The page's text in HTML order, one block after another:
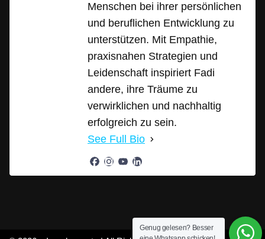
Menschen bei ihrer persönlichen
und beruflichen Entwicklung zu
unterstützen. Mit Empathie,
praxisnahen Strategien und
Leidenschaft inspiriert Fadi
andere, ihre Träume zu
verwirklichen und nachhaltig
erfolgreich zu sein.
See Full Bio
Genug gelesen? Besser